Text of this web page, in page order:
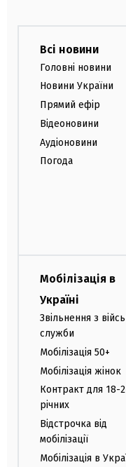
Всі новини
Головні новини
Новини України
Прямий ефір
Відеоновини
Аудіоновини
Погода
Мобілізація в
Україні
Звільнення з
служби
Мобілізація 50+
Мобілізація жінок
Контракт для 18-
річних
Відстрочка від
мобілізації
Мобілізація в